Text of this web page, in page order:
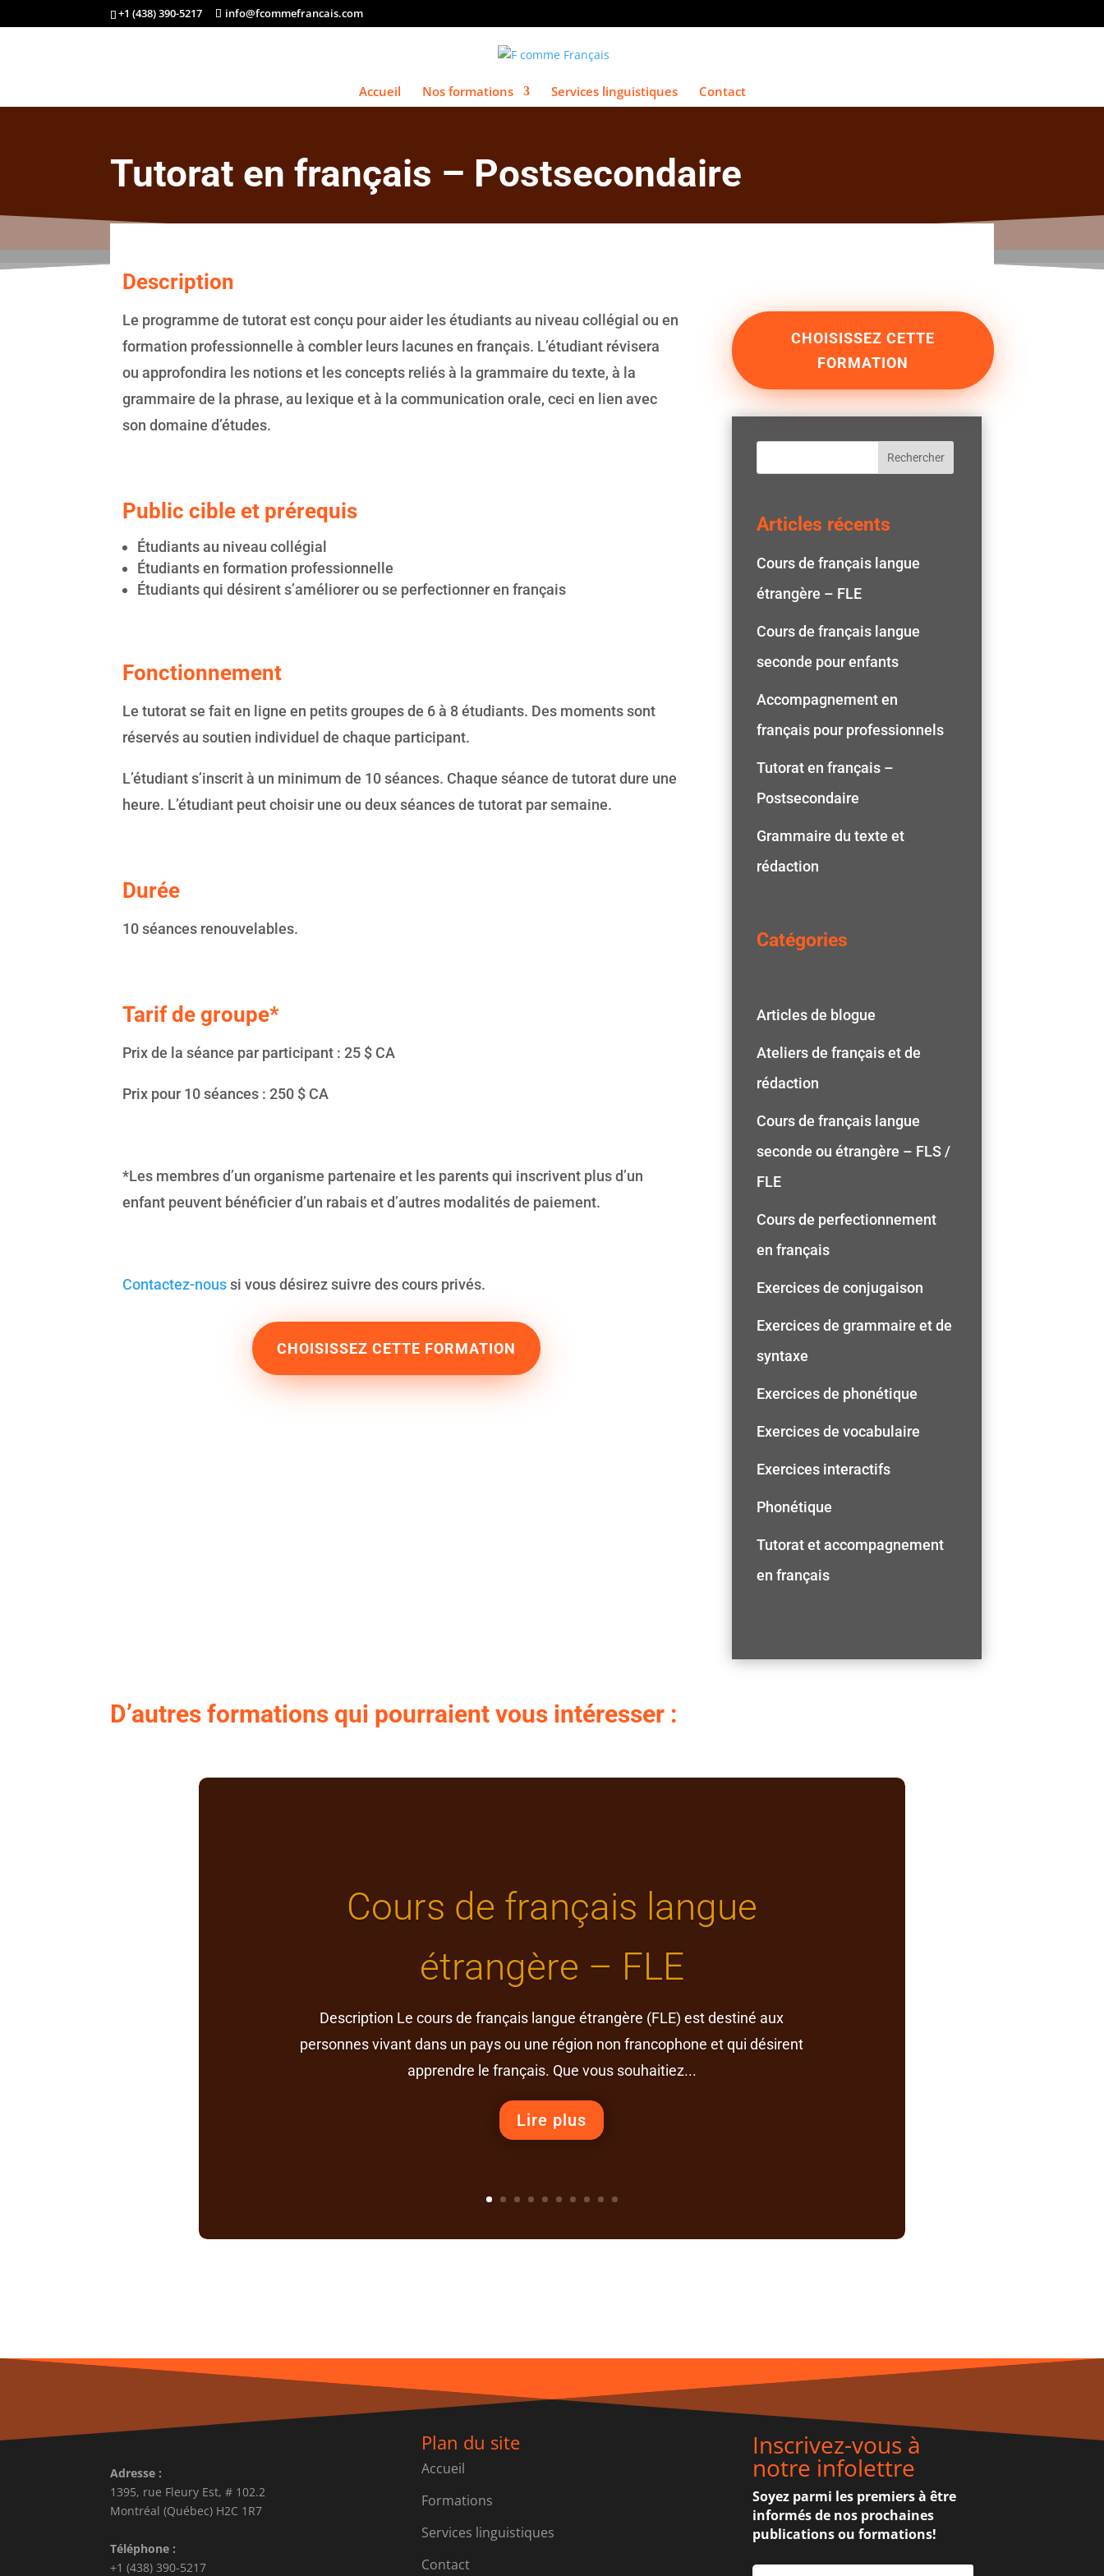
+1 (438) 390-5217 info@fcommefrancais.com
Accueil Nos formations Services linguistiques Contact
Tutorat en français – Postsecondaire
Description
Le programme de tutorat est conçu pour aider les étudiants au niveau collégial ou en
formation professionnelle à combler leurs lacunes en français. L’étudiant révisera
ou approfondira les notions et les concepts reliés à la grammaire du texte, à la
grammaire de la phrase, au lexique et à la communication orale, ceci en lien avec
son domaine d’études.
Public cible et prérequis
Étudiants au niveau collégial
Étudiants en formation professionnelle
Étudiants qui désirent s’améliorer ou se perfectionner en français
Fonctionnement
Le tutorat se fait en ligne en petits groupes de 6 à 8 étudiants. Des moments sont
réservés au soutien individuel de chaque participant.
L’étudiant s’inscrit à un minimum de 10 séances. Chaque séance de tutorat dure une
heure. L’étudiant peut choisir une ou deux séances de tutorat par semaine.
Durée
10 séances renouvelables.
Tarif de groupe*
Prix de la séance par participant : 25 $ CA
Prix pour 10 séances : 250 $ CA
*Les membres d’un organisme partenaire et les parents qui inscrivent plus d’un
enfant peuvent bénéficier d’un rabais et d’autres modalités de paiement.
Contactez-noussi vous désirez suivre des cours privés.
CHOISISSEZ CETTE FORMATION
CHOISISSEZ CETTE
FORMATION
Rechercher
Articles récents
Cours de français langue
étrangère – FLE
Cours de français langue
seconde pour enfants
Accompagnement en
français pour professionnels
Tutorat en français –
Postsecondaire
Grammaire du texte et
rédaction
Catégories
Articles de blogue
Ateliers de français et de
rédaction
Cours de français langue
seconde ou étrangère – FLS /
FLE
Cours de perfectionnement
en français
Exercices de conjugaison
Exercices de grammaire et de
syntaxe
Exercices de phonétique
Exercices de vocabulaire
Exercices interactifs
Phonétique
Tutorat et accompagnement
en français
D’autres formations qui pourraient vous intéresser :
Cours de français langue
étrangère – FLE
Description Le cours de français langue étrangère (FLE) est destiné aux
personnes vivant dans un pays ou une région non francophone et qui désirent
apprendre le français. Que vous souhaitiez...
Lire plus
Adresse :
1395, rue Fleury Est, # 102.2
Montréal (Québec) H2C 1R7
Téléphone :
+1 (438) 390-5217
Plan du site
Accueil
Formations
Services linguistiques
Contact
Inscrivez-vous à
notre infolettre
Soyez parmi les premiers à être
informés de nos prochaines
publications ou formations!